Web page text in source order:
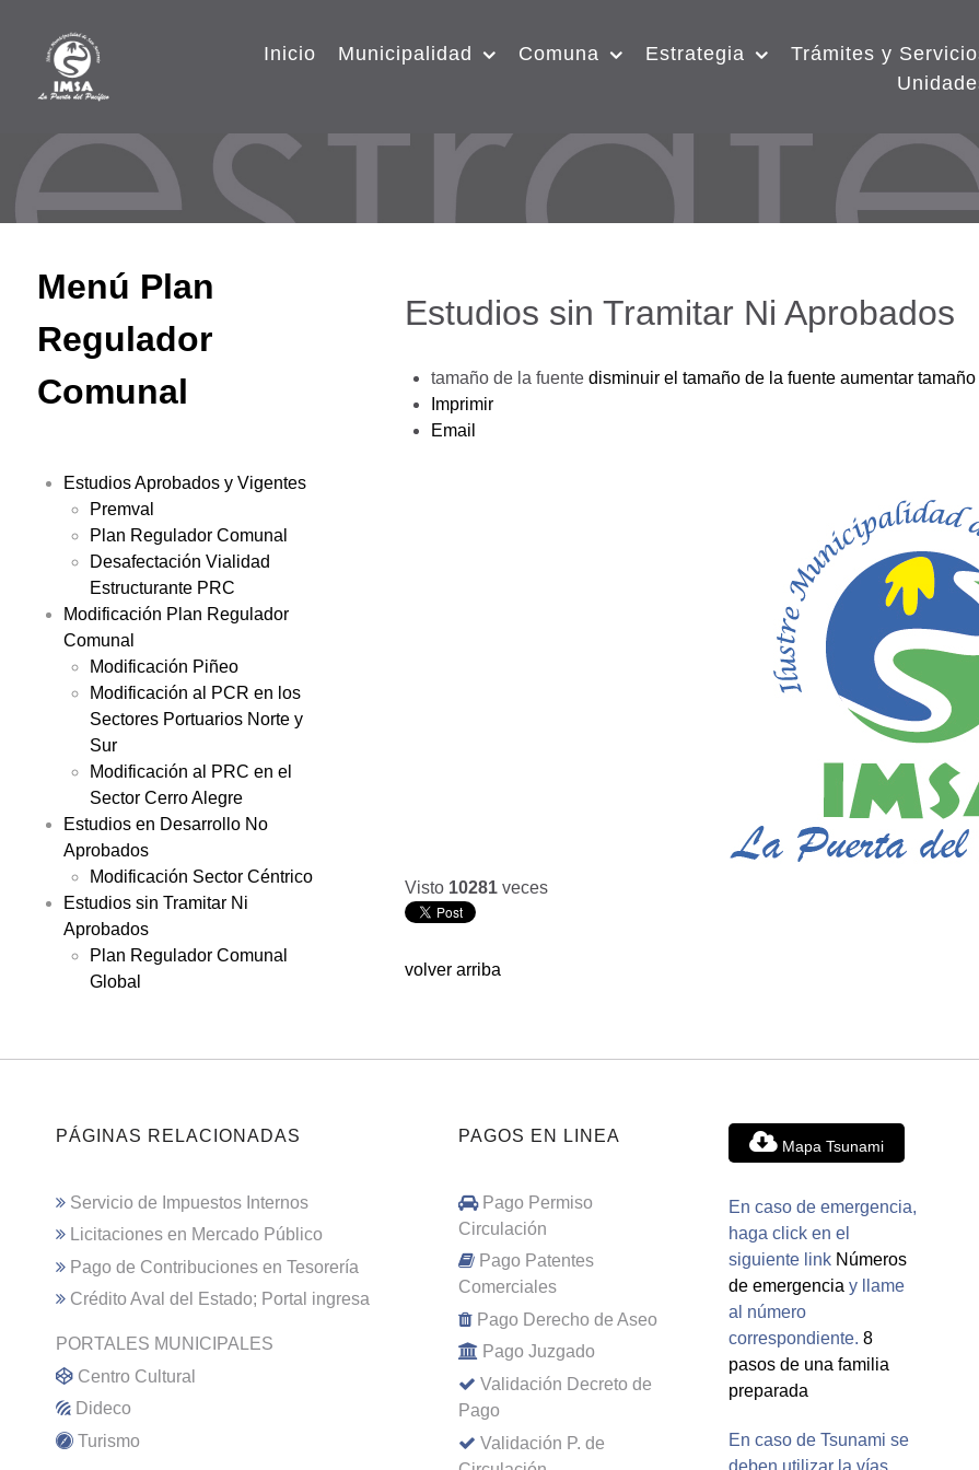
Inicio Municipalidad Comuna Estrategia
Trámites y
Menú Plan
Regulador
Comunal
Estudios Aprobados y Vigentes
Premval
Plan Regulador Comunal
Desafectación Vialidad
Estructurante PRC
Modificación Plan Regulador
Comunal
Modificación Piñeo
Modificación al PCR en los
Sectores Portuarios Norte y
Sur
Modificación al PRC en el
Sector Cerro Alegre
Estudios en Desarrollo No
Aprobados
Modificación Sector Céntrico
Estudios sin Tramitar Ni
Aprobados
Plan Regulador Comunal
Global
Estudios sin Tramitar Ni Aprobados
tamaño de la fuente disminuir el tamaño de la fuente aumentar
Imprimir
Email
Visto 10281 veces
volver arriba
PÁGINAS RELACIONADAS
Servicio de Impuestos Internos
Licitaciones en Mercado Público
Pago de Contribuciones en Tesorería
Crédito Aval del Estado; Portal ingresa
PORTALES MUNICIPALES
Centro Cultural
Dideco
Turismo
PAGOS EN LINEA
Pago Permiso
Circulación
Pago Patentes
Comerciales
Pago Derecho de Aseo
Pago Juzgado
Validación Decreto de
Pago
Validación P. de
Mapa Tsunami
En caso de emergencia,
haga click en el
siguiente link Números
de emergencia y llame
al número
correspondiente. 8
pasos de una familia
preparada
En caso de Tsunami se
deben utilizar la vías